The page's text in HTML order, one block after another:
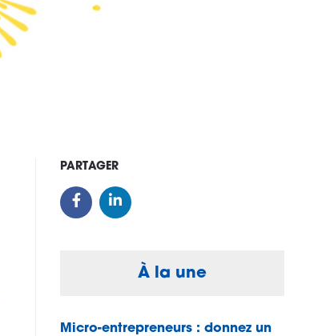
PARTAGER
À la une
Micro-entrepreneurs : donnez un